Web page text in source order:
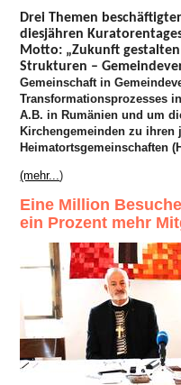
Drei Themen
diesjähren
Motto: „Zukunft
Strukturen –
Gemeinschaft in
Transformationsprozesses
A.B. in Rumänien und um
Kirchengemeinden zu ihren
Heimatortsgemeinschaften
(mehr...)
Eine Million
ein Prozent mehr